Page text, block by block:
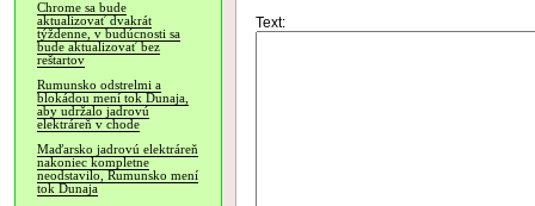
Chrome sa bude
aktualizovať dvakrát
týždenne, v budúcnosti sa
bude aktualizovať bez
reštartov
Rumunsko odstrelmi a
blokádou mení tok Dunaja,
aby udržalo jadrovú
elektráreň v chode
Maďarsko jadrovú elektráreň
nakoniec kompletne
neodstavilo, Rumunsko mení
tok Dunaja
Text: